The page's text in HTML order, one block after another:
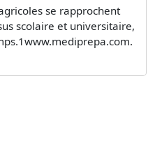
se rapprochent
scolaire et universitaire,